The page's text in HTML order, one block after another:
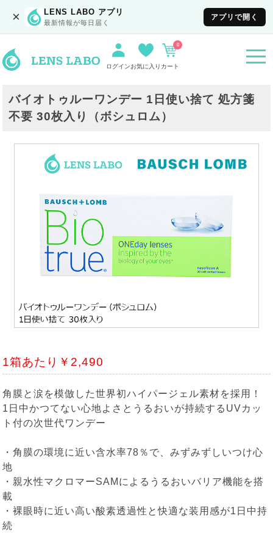
× LENS LABO アプリ
最新情報が毎日届く
アプリで開く
ログインお気に入り カート
0
バイオトゥルーワンデー 1日使い捨て 処方箋
不要 30枚入り（ボシュロム）
1箱あたり￥2,490
角膜と涙を模倣した世界初ハイパージェル素材を採用！
1日中かつてない心地よさとうるおいが持続するUVカッ
ト付の次世代ワンデー
・角膜の環境に近い含水率78％で、みずみずしいつけ心
地
・親水性マクロマーSAMによるうるおいバリア機能を搭
載
・裸眼時に近い高い酸素透過性と快適な装用感が1日中持
続